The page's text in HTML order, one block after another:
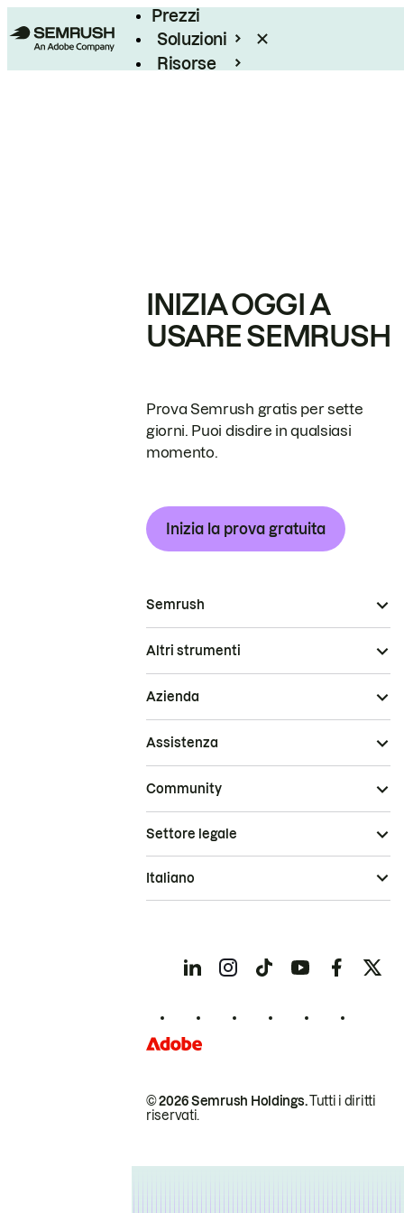
Prezzi
Soluzioni
Risorse
INIZIA OGGI A
USARE SEMRUSH
Prova Semrush gratis per sette
giorni. Puoi disdire in qualsiasi
momento.
Inizia la prova gratuita
Semrush
Altri strumenti
Azienda
Assistenza
Community
© 2026 Semrush Holdings.Tutti i diritti
riservati.
Settore legale
Italiano